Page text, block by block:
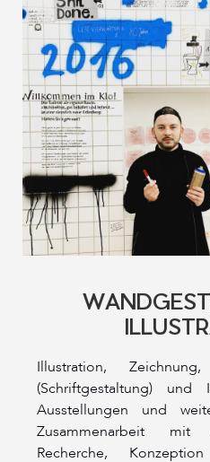
Illustration,
(Schriftgestaltung) und
Ausstellungen und
Zusammenarbeit mit
Recherche,